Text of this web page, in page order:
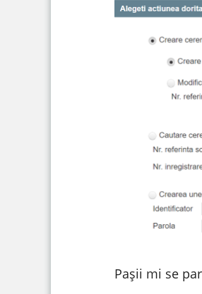
Pașii mi se